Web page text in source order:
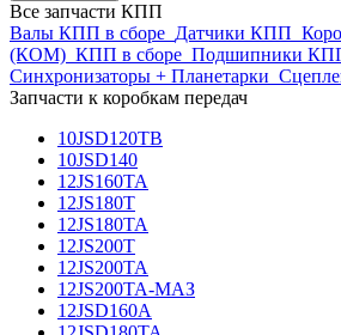
Все запчасти КПП
Валы КПП в сборе Датчики КПП
(КОМ) КПП в сборе Подшипники
Синхронизаторы + Планетарки
Запчасти к коробкам передач
10JSD120TB
10JSD140
12JS160TA
12JS180T
12JS180TA
12JS200T
12JS200TA
12JS200TA-МАЗ
12JSD160A